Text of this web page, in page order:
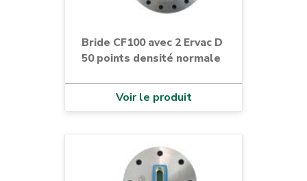
Bride CF100 avec 2 Ervac D
50 points densité normale
Voir le produit